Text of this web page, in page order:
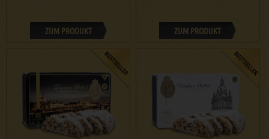
ZUM PRODUKT ZUM PRODUKT